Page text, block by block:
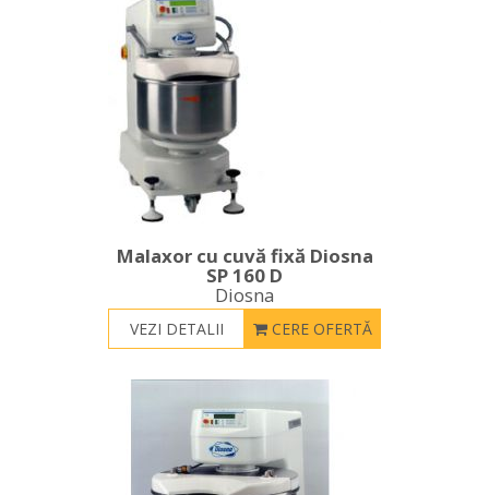
Malaxor cu cuvă fixă Diosna
SP 160 D
Diosna
VEZI DETALII CERE OFERTĂ